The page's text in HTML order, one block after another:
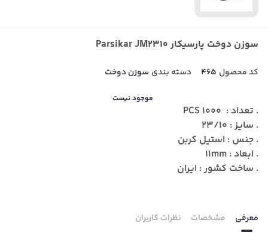
سوزن دوخت پارسیکار Parsikar JM2310
کد محصول 465 دسته بندی سوزن دوخت
موجود نیست
. تعداد : 1000 PCS
. سایز : 23/10
. جنس : استیل کربن
. ابعاد : 11mm
. ساخت کشور : ایران
معرفی مشخصات نظرات کاربران